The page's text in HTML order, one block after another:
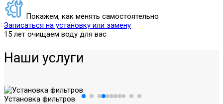
Покажем, как менять самостоятельно
Записаться на установку или замену
15 лет очищаем воду для вас
Наши услуги
Установка фильтров